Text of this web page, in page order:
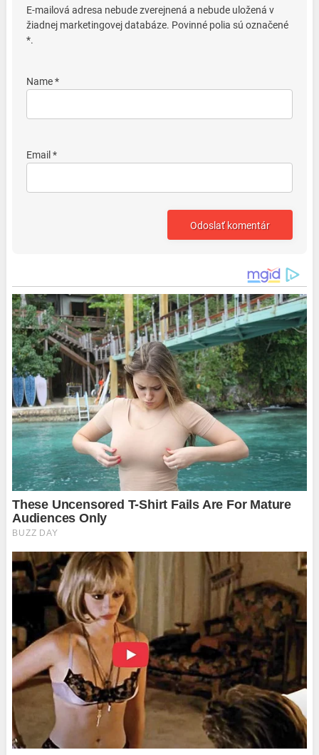
E-mailová adresa nebude zverejnená a nebude uložená v
žiadnej marketingovej databáze. Povinné polia sú označené
*.
Name *
Email *